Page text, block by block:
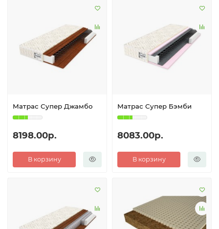
Матрас Супер Джамбо
8198.00р.
В корзину
Матрас Супер Бэмби
8083.00р.
В корзину